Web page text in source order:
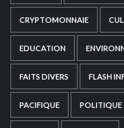
CRYPTOMONNAIE
EDUCATION
FAITS DIVERS FLASH
PACIFIQUE POLITIQUE